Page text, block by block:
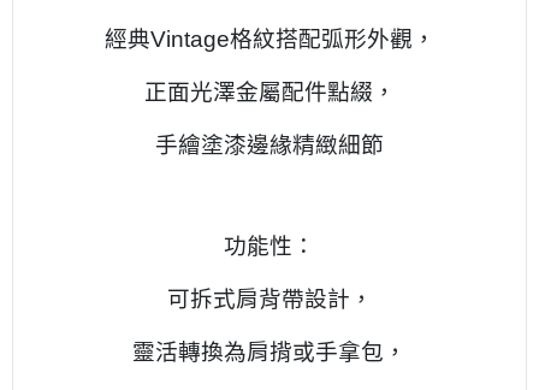
經典Vintage格紋搭配弧形外觀，
正面光澤金屬配件點綴，
手繪塗漆邊緣精緻細節
功能性：
可拆式肩背帶設計，
靈活轉換為肩揹或手拿包，